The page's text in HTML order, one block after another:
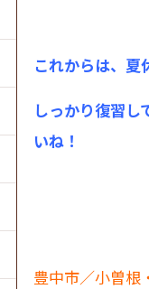
これからは、夏
しっかり復習し
いね！
豊中市／小曽